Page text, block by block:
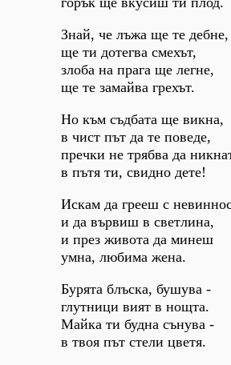
Знай, че лъжа ще те дебне,
ще ти дотегва смехът,
злоба на прага ще легне,
ще те замайва грехът.
Но към съдбата ще викна,
в чист път да те поведе,
пречки не трябва да
в пътя ти, свидно дете!
Искам да грееш с
и да вървиш в светлина,
и през живота да минеш
умна, любима жена.
Бурята блъска, бушува -
глутници вият в нощта.
Майка ти будна сънува -
в твоя път стели цветя.